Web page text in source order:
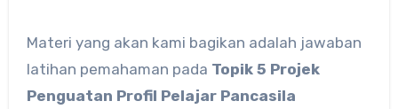
Materi yang akan kami bagikan adalah jawaban
latihan pemahaman pada Topik 5 Projek
Penguatan Profil Pelajar Pancasila